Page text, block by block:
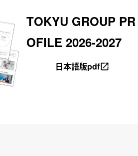
WE DO EC
O.
東急グループ
環境・社会貢
献賞
TOKYU GROUP PR
OFILE 2026-2027
日本語版pdf